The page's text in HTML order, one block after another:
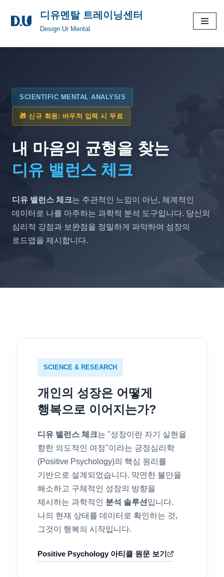
콘
너
디유멘탈 트레이닝센터
Design Ur Mental
SCIENTIFIC MENTAL ANALYSIS
🎁 신규 회원: 바우처 입력 시 무료
내 마음의 균형을 찾는
디유 밸런스 체크
디유 밸런스 체크는 주관적인 느낌이 아닌, 체계적인
데이터로 나를 마주하는 과학적 분석 도구입니다. 당신의
심리적 강점과 보완점을 정밀하게 파악하여 성장의
로드맵을 제시합니다.
SCIENCE & RESEARCH
개인의 성장은 어떻게
행복으로 이어지는가?
디유 밸런스 체크는 "성장이란 자기 실현을
향한 의도적인 여정"이라는 긍정심리학
(Positive Psychology)의 핵심 원리를
기반으로 설계되었습니다. 막연한 불안을
해소하고 구체적인 성장의 방향을
제시하는 과학적인 분석 솔루션 입니다.
나의 현재 상태를 데이터로 확인하는 것,
그것이 행복의 시작입니다.
Positive Psychology 아티클 원문 보기